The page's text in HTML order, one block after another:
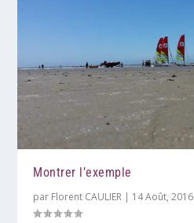
Montrer l’exemple
par Florent CAULIER | 14 Août, 2016